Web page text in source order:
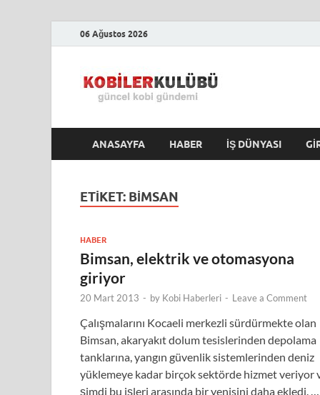
06 Ağustos 2026
ANASAYFA HABER İŞ DÜNYASI
ETIKET: BIMSAN
HABER
Bimsan, elektrik ve otomasyona
giriyor
20 Mart 2013 - by Kobi Haberleri - Leave a Comment
Çalışmalarını Kocaeli merkezli sürdürmekte olan
Bimsan, akaryakıt dolum tesislerinden depolama
tanklarına, yangın güvenlik sistemlerinden deniz
yüklemeye kadar birçok sektörde hizmet veriyor
şimdi bu işleri arasında bir yenisini daha ekledi. …